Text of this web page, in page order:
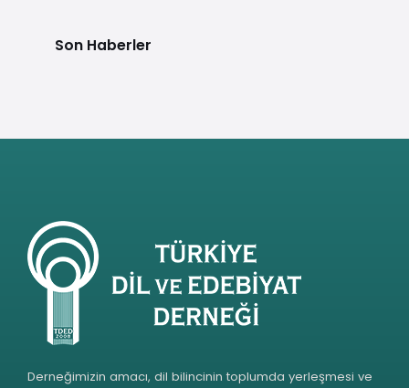
Son Haberler
Derneğimizin amacı, dil bilincinin toplumda yerleşmesi ve